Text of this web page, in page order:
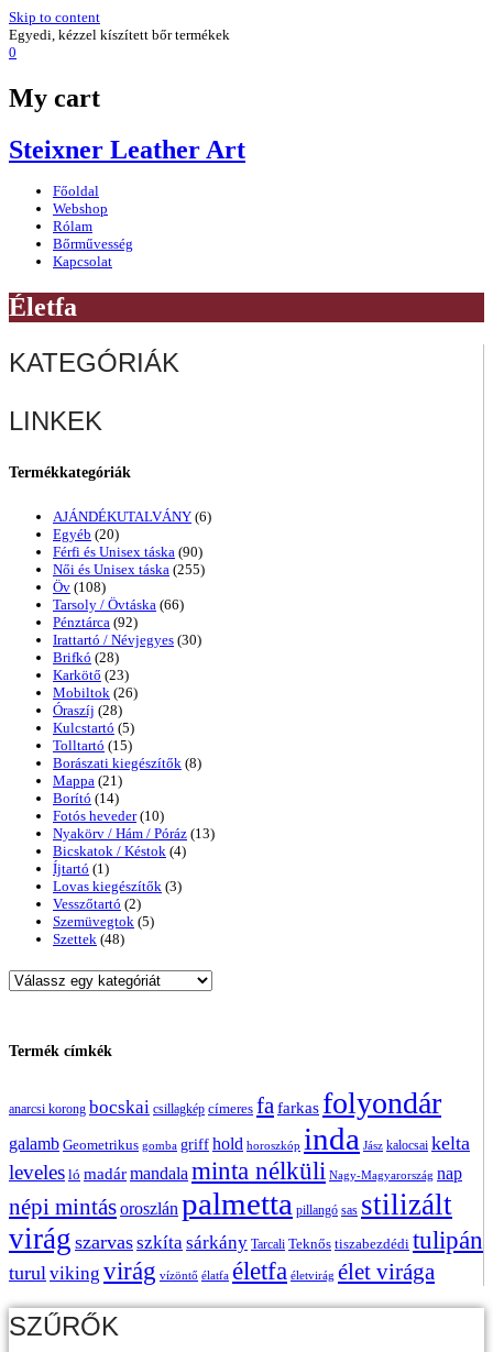
Skip to content
Egyedi, kézzel kíszített bőr termékek
0
My cart
Steixner Leather Art
Főoldal
Webshop
Rólam
Bőrművesség
Kapcsolat
Életfa
KATEGÓRIÁK
LINKEK
Termékkategóriák
AJÁNDÉKUTALVÁNY (6)
Egyéb (20)
Férfi és Unisex táska (90)
Női és Unisex táska (255)
Öv (108)
Tarsoly / Övtáska (66)
Pénztárca (92)
Irattartó / Névjegyes (30)
Brifkó (28)
Karkötő (23)
Mobiltok (26)
Óraszíj (28)
Kulcstartó (5)
Tolltartó (15)
Borászati kiegészítők (8)
Mappa (21)
Borító (14)
Fotós heveder (10)
Nyakörv / Hám / Póráz (13)
Bicskatok / Késtok (4)
Íjtartó (1)
Lovas kiegészítők (3)
Vesszőtartó (2)
Szemüvegtok (5)
Szettek (48)
Termék címkék
anarcsi korong bocskai csillagkép címeres fafarkas folyondár
galamb Geometrikus gomba griffhold horoszkóp inda Jász kalocsai kelta
leveles ló madármandala minta nélküli Nagy-Magyarország nap
népi mintásoroszlán palmetta pillangó sas stilizált
virág szarvasszkítasárkány Tarcali Teknős tiszabezdédi tulipán
turulviking virág vízöntő élatfa életfa életvirág élet virága
SZŰRŐK